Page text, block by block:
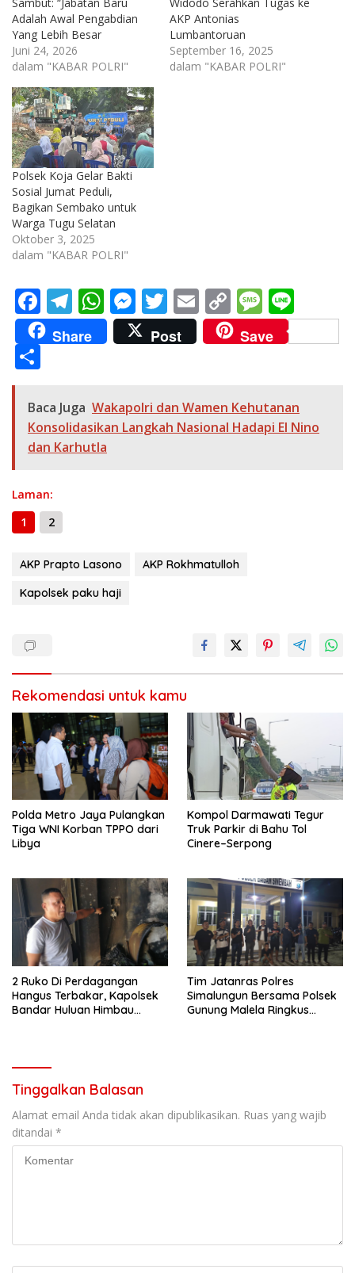
Adalah Awal Pengabdian
Yang Lebih Besar
Juni 24, 2026
dalam "KABAR POLRI"
AKP Antonias
Lumbantoruan
September 16, 2025
dalam "KABAR POLRI"
Polsek Koja Gelar Bakti
Sosial Jumat Peduli,
Bagikan Sembako untuk
Warga Tugu Selatan
Oktober 3, 2025
dalam "KABAR POLRI"
F
ac
e
o
o
k
T
el
e
a
m
W
h
at
A
p
p
M
e
ss
n
g
T
w
itt
E
m
ai
C
o
p
Li
n
M
e
ss
g
e
n
e
Share Post Save
ar
e
Baca Juga Wakapolri dan Wamen Kehutanan
Konsolidasikan Langkah Nasional Hadapi El Nino
dan Karhutla
Laman:
1
2
AKP Prapto Lasono
AKP Rokhmatulloh
Kapolsek paku haji
Rekomendasi untuk kamu
Polda Metro Jaya Pulangkan
Tiga WNI Korban TPPO dari
Libya
Kompol Darmawati Tegur
Truk Parkir di Bahu Tol
Cinere–Serpong
2 Ruko Di Perdagangan
Hangus Terbakar, Kapolsek
Bandar Huluan Himbau
Tim Jatanras Polres
Simalungun Bersama Polsek
Gunung Malela Ringkus
Tinggalkan Balasan
Alamat email Anda tidak akan dipublikasikan. Ruas yang wajib
ditandai *